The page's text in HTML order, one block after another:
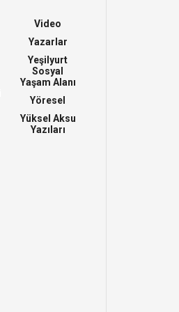
Video
Yazarlar
Yeşilyurt
Sosyal
Yaşam Alanı
Yöresel
Yüksel Aksu
Yazıları